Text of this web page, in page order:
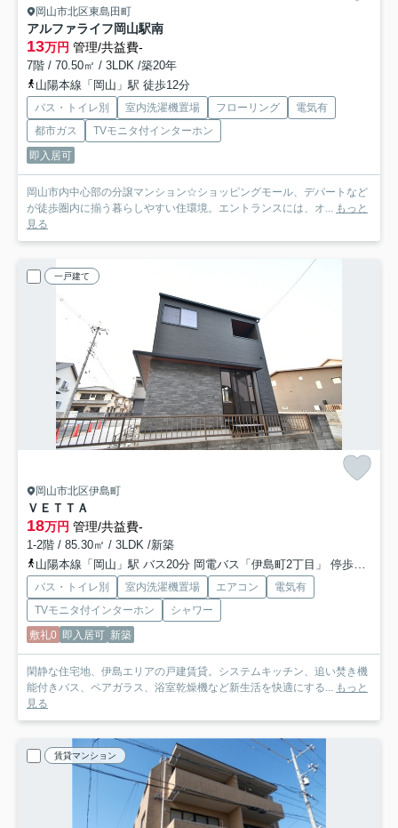
岡山市北区東島田町
アルファライフ岡山駅南
13万円 管理/共益費-
7階 / 70.50㎡ / 3LDK /築20年
山陽本線「岡山」駅 徒歩12分
バス・トイレ別 室内洗濯機置場 フローリング
電気有
都市ガス
TVモニタ付インターホン
即入居可
岡山市内中心部の分譲マンション☆ショッピングモール、デパートなど
が徒歩圏内に揃う暮らしやすい住環境。エントランスには、オ... もっと
見る
一戸建て
岡山市北区伊島町
ＶＥＴＴＡ
18万円 管理/共益費-
1-2階 / 85.30㎡ / 3LDK /新築
山陽本線「岡山」駅 バス20分 岡電バス「伊島町2丁目」 停歩4分
バス・トイレ別 室内洗濯機置場 エアコン
電気有
TVモニタ付インターホン
シャワー
敷礼0 即入居可 新築
閑静な住宅地、伊島エリアの戸建賃貸。システムキッチン、追い焚き機
能付きバス、ペアガラス、浴室乾燥機など新生活を快適にする... もっと
見る
賃貸マンション